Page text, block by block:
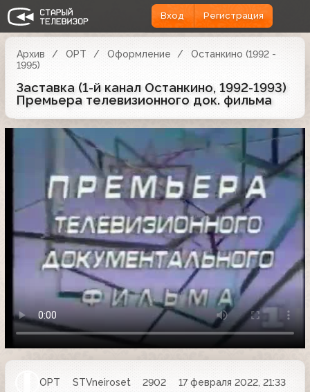
Вход Регистрация
Архив ОРТ Оформление
Останкино (1992 -
1995)
Заставка (1-й канал Останкино, 1992-1993)
Премьера телевизионного док. фильма
ОРТ STVneiroset 2902
17 февраля 2022, 21:33